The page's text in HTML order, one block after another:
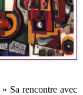
Sa rencontre avec